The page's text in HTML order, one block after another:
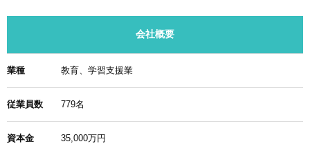
会社概要
業種 教育、学習支援業
従業員数 779名
資本金 35,000万円